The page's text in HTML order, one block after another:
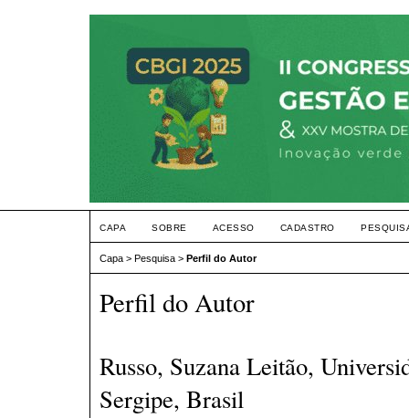
CAPA SOBRE ACESSO CADASTRO
Capa > Pesquisa > Perfil do Autor
Perfil do Autor
Russo, Suzana Leitão,
Sergipe, Brasil